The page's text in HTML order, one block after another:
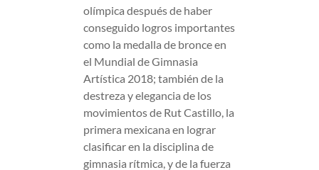
olímpica después de haber
conseguido logros importantes
como la medalla de bronce en
el Mundial de Gimnasia
Artística 2018; también de la
destreza y elegancia de los
movimientos de Rut Castillo, la
primera mexicana en lograr
clasificar en la disciplina de
gimnasia rítmica, y de la fuerza